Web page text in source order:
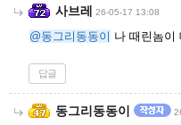
사브레 26-05-17 13:08
@동그리동동이 나 때린놈이
답글
동그리동동이